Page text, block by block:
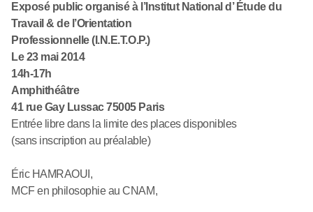
Exposé public organisé à l’Institut National d’ Étude du
Travail & de l’Orientation
Professionnelle (I.N.E.T.O.P.)
Le 23 mai 2014
14h-17h
Amphithéâtre
41 rue Gay Lussac 75005 Paris
Entrée libre dans la limite des places disponibles
(sans inscription au préalable)
Éric HAMRAOUI,
MCF en philosophie au CNAM,